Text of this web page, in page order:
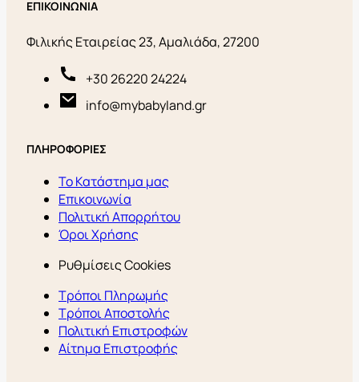
ΕΠΙΚΟΙΝΩΝΙΑ
Φιλικής Εταιρείας 23, Αμαλιάδα, 27200
+30 26220 24224
info@mybabyland.gr
ΠΛΗΡΟΦΟΡΙΕΣ
Το Κατάστημα μας
Επικοινωνία
Πολιτική Απορρήτου
Όροι Χρήσης
Ρυθμίσεις Cookies
Τρόποι Πληρωμής
Τρόποι Αποστολής
Πολιτική Επιστροφών
Αίτημα Επιστροφής